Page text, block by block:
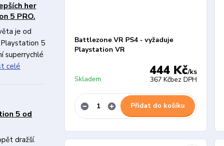
her
5 PRO.
je od
5
superrychlé
celé
5 od
dražší.
Battlezone VR PS4 - vyžaduje
Playstation VR
444 Kč/ks
367 Kčbez DPH
Skladem
Přidat do košíku